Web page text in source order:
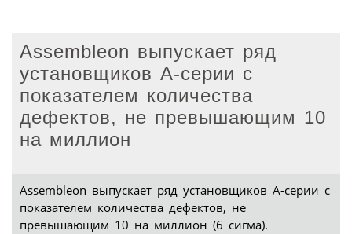
Assembleon выпускает ряд
установщиков А-серии с
показателем количества
дефектов, не превышающим 10
на миллион
Assembleon выпускает ряд установщиков А-серии с
показателем количества дефектов, не
превышающим 10 на миллион (6 сигма).